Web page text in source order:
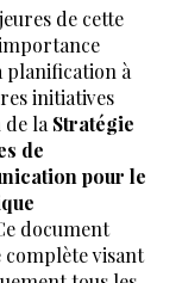
de cette
planification à
initiatives
de laStratégie
de
pour le
document
complète visant